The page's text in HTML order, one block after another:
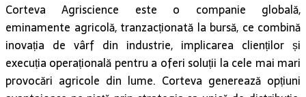
Corteva Agriscience este o companie globală,
eminamente agricolă, tranzacționată la bursă, ce combină
inovația de vârf din industrie, implicarea clienților și
execuția operațională pentru a oferi soluții la cele mai mari
provocări agricole din lume. Corteva generează opțiuni